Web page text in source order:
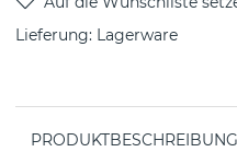
Lieferung: Lagerware
PRODUKTBESCHREIBUNG